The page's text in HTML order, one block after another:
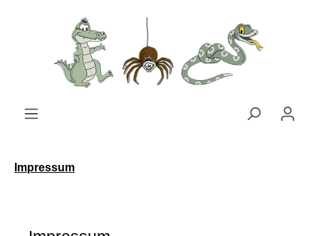
Zum Hauptinhalt springen
Impressum